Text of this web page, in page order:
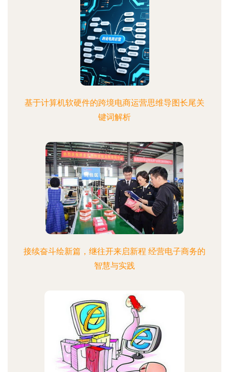
基于计算机软硬件的跨境电商运营思维导图长尾关
键词解析
接续奋斗绘新篇，继往开来启新程 经营电子商务的
智慧与实践